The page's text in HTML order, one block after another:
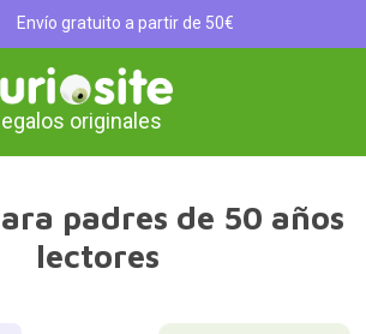
Envío gratuito a partir de 50€
originales
padres de 50 años
lectores